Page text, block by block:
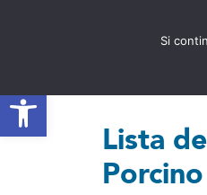
Abrir barra de
Lista
Porcino
Si